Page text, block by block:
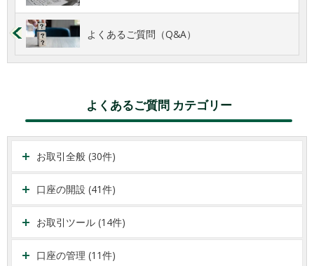
よくあるご質問（Q&A）
よくあるご質問 カテゴリー
お取引全般 (30件)
口座の開設 (41件)
お取引ツール (14件)
口座の管理 (11件)